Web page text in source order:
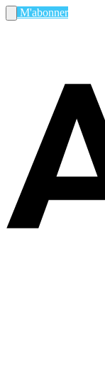
M'abonner